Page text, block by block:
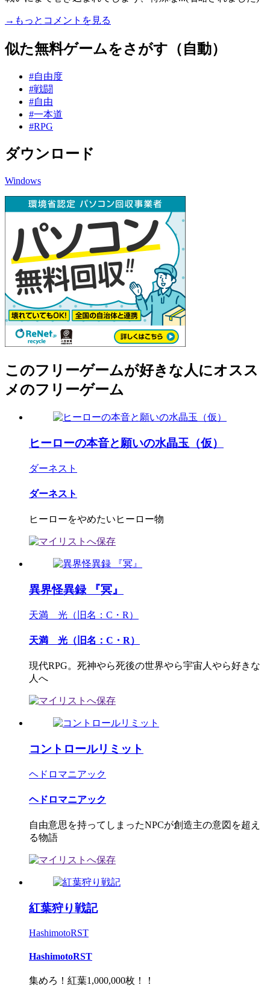
→もっとコメントを見る
似た無料ゲームをさがす（自動）
#自由度
#戦闘
#自由
#一本道
#RPG
ダウンロード
Windows
このフリーゲームが好きな人にオスス
メのフリーゲーム
ヒーローの本音と願いの水晶玉（仮）
ダーネスト
ダーネスト
ヒーローをやめたいヒーロー物
異界怪異録 『冥』
天満 光（旧名：C・R）
天満 光（旧名：C・R）
現代RPG。死神やら死後の世界やら宇宙人やら好きな
人へ
コントロールリミット
ヘドロマニアック
ヘドロマニアック
自由意思を持ってしまったNPCが創造主の意図を超え
る物語
紅葉狩り戦記
HashimotoRST
HashimotoRST
集めろ！紅葉1,000,000枚！！